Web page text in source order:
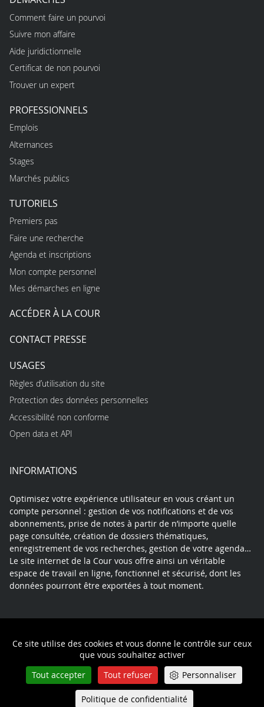
Ce site utilise des cookies et vous donne le contrôle sur ceux
que vous souhaitez activer
Tout accepter
Tout refuser Personnaliser
Politique de confidentialité
Comment faire un pourvoi
Suivre mon affaire
Aide juridictionnelle
Certificat de non pourvoi
Trouver un expert
PROFESSIONNELS
Emplois
Alternances
Stages
Marchés publics
TUTORIELS
Premiers pas
Faire une recherche
Agenda et inscriptions
Mon compte personnel
Mes démarches en ligne
ACCÉDER À LA COUR
CONTACT PRESSE
USAGES
Règles d’utilisation du site
Protection des données personnelles
Accessibilité non conforme
Open data et API
INFORMATIONS
Optimisez votre expérience utilisateur en vous créant un
compte personnel : gestion de vos notifications et de vos
abonnements, prise de notes à partir de n’importe quelle
page consultée, création de dossiers thématiques,
enregistrement de vos recherches, gestion de votre agenda…
Le site internet de la Cour vous offre ainsi un véritable
espace de travail en ligne, fonctionnel et sécurisé, dont les
données pourront être exportées à tout moment.
Politique de confidentialité
Queue-Fair